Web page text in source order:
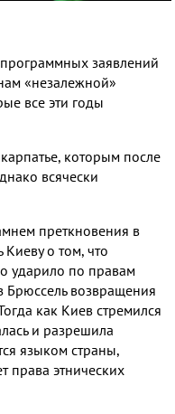
заявлений
«незалежной»
все эти годы
, которым после
всячески
преткновения в
Киеву о том, что
ударило по правам
Брюссель возвращения
как Киев стремился
и разрешила
языком страны,
права этнических